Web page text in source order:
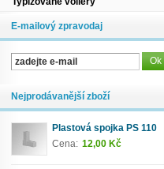
E-mailový zpravodaj
Nejprodávanější zboží
Plastová spojka PS 110
Cena: 12,00 Kč